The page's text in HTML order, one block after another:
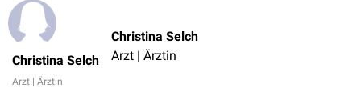
Christina Selch
Arzt | Ärztin
Christina Selch
Arzt | Ärztin